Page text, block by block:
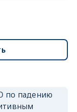
по падению